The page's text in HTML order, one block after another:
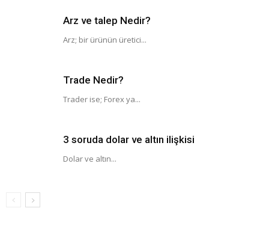
Arz ve talep Nedir?
Arz; bir ürünün üretici...
Trade Nedir?
Trader ise; Forex ya...
3 soruda dolar ve altın ilişkisi
Dolar ve altın...